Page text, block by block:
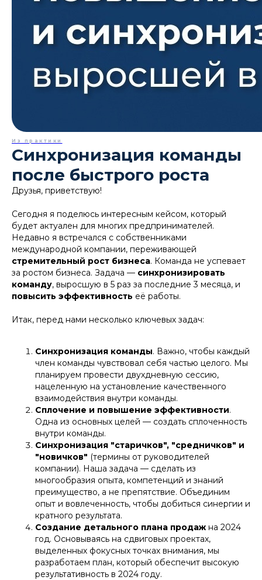
Из практики
Синхронизация команды
после быстрого роста
Друзья, приветствую!
Сегодня я поделюсь интересным кейсом, который
будет актуален для многих предпринимателей.
Недавно я встречался с собственниками
международной компании, переживающей
стремительный рост бизнеса. Команда не успевает
за ростом бизнеса. Задача — синхронизировать
команду, выросшую в 5 раз за последние 3 месяца, и
повысить эффективность её работы.
Итак, перед нами несколько ключевых задач:
Синхронизация команды. Важно, чтобы каждый
член команды чувствовал себя частью целого. Мы
планируем провести двухдневную сессию,
нацеленную на установление качественного
взаимодействия внутри команды.
Сплочение и повышение эффективности.
Одна из основных целей — создать сплоченность
внутри команды.
Синхронизация "старичков", "средничков" и
"новичков" (термины от руководителей
компании). Наша задача — сделать из
многообразия опыта, компетенций и знаний
преимущество, а не препятствие. Объединим
опыт и вовлеченность, чтобы добиться синергии и
кратного результата.
Создание детального плана продаж на 2024
год. Основываясь на сдвиговых проектах,
выделенных фокусных точках внимания, мы
разработаем план, который обеспечит высокую
результативность в 2024 году.